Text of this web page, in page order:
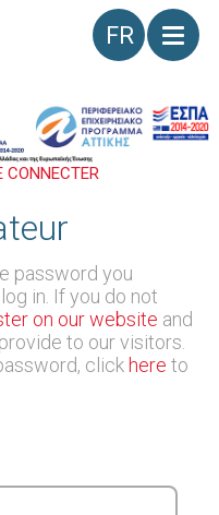
Langue
CONNECTER
password you
in. If you do not
on our website and
to our visitors.
click here to